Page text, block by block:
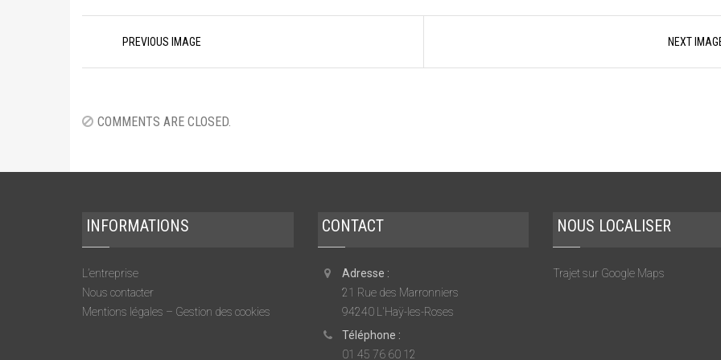
navigationPREVIOUS IMAGE NEXT
COMMENTS ARE CLOSED.
INFORMATIONS
L’entreprise
Nous contacter
Mentions légales – Gestion des cookies
CONTACT
Adresse :
21 Rue des Marronniers
94240 L'Haÿ-les-Roses
Téléphone :
01 45 76 60 12
NOUS LOCALISER
Trajet sur Google Maps